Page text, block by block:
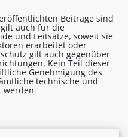
Beiträge sind
auch für die
und Leitsätze, soweit sie
erarbeitet oder
gilt auch gegenüber
Kein Teil dieser
Genehmigung des
technische und
werden.